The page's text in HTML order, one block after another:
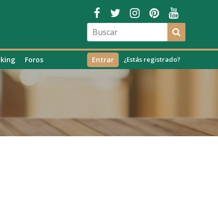
Foros ¿Estás registrado?
Entrar